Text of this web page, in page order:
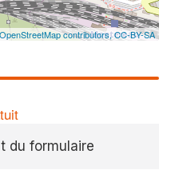
OpenStreetMap contributors,CC-BY-SA
du formulaire